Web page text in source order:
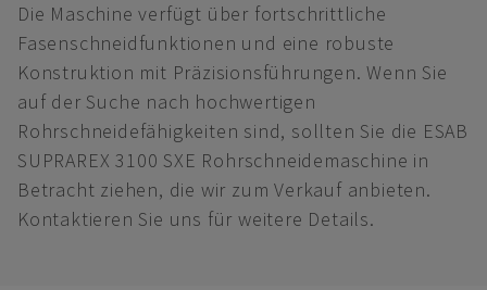
Die Maschine verfügt über fortschrittliche
Fasenschneidfunktionen und eine robuste
Konstruktion mit Präzisionsführungen. Wenn Sie
auf der Suche nach hochwertigen
Rohrschneidefähigkeiten sind, sollten Sie die ESAB
SUPRAREX 3100 SXE Rohrschneidemaschine in
Betracht ziehen, die wir zum Verkauf anbieten.
Kontaktieren Sie uns für weitere Details.